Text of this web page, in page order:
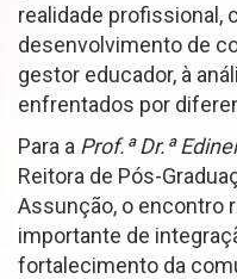
realidade profissional,
desenvolvimento de
gestor educador, à
enfrentados por
Para a Prof.ª Dr.ª
Reitora de Pós-
Assunção, o encontro
importante de
fortalecimento da